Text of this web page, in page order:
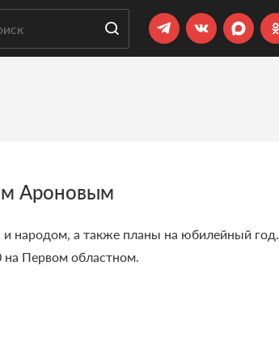
Ароновым
и народом, а также планы на юбилейный год.
на Первом областном.